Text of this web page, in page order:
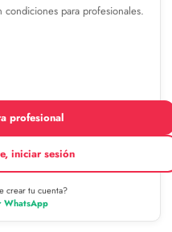
para profesionales.
profesional
iniciar sesión
crear tu cuenta?
WhatsApp